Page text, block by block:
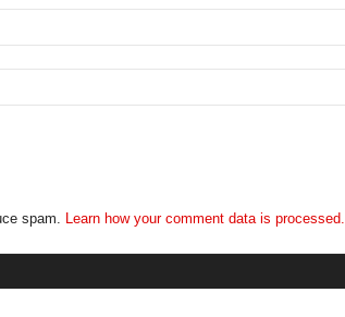
spam. Learn how your comment data is processed.